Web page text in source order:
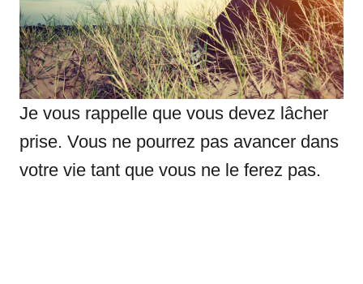
Je vous rappelle que vous devez lâcher
prise. Vous ne pourrez pas avancer dans
votre vie tant que vous ne le ferez pas.